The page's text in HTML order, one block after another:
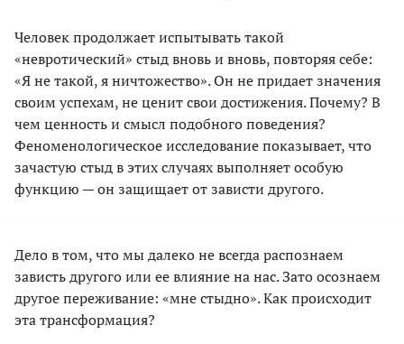
Человек продолжает испытывать такой
«невротический» стыд вновь и вновь, повторяя себе:
«Я не такой, я ничтожество». Он не придает значения
своим успехам, не ценит свои достижения. Почему? В
чем ценность и смысл подобного поведения?
Феноменологическое исследование показывает, что
зачастую стыд в этих случаях выполняет особую
функцию — он защищает от зависти другого.
Дело в том, что мы далеко не всегда распознаем
зависть другого или ее влияние на нас. Зато осознаем
другое переживание: «мне стыдно». Как происходит
эта трансформация?